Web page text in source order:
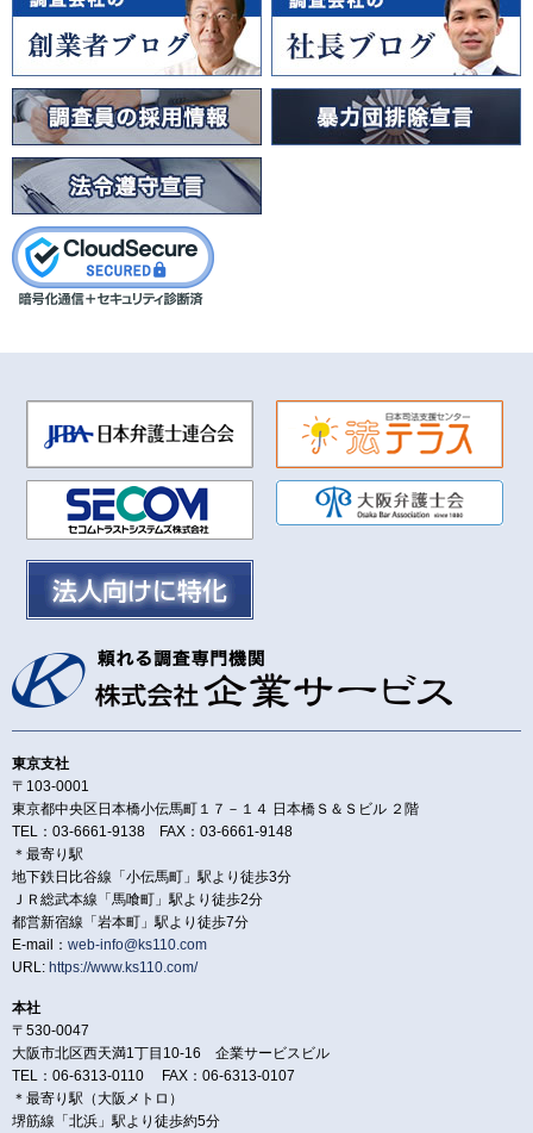
東京支社
〒103-0001
東京都中央区日本橋小伝馬町１７－１４ 日本橋Ｓ＆Ｓビル ２階
TEL：03-6661-9138 FAX：03-6661-9148
＊最寄り駅
地下鉄日比谷線「小伝馬町」駅より徒歩3分
ＪＲ総武本線「馬喰町」駅より徒歩2分
都営新宿線「岩本町」駅より徒歩7分
E-mail： web-info@ks110.com
URL: https://www.ks110.com/
本社
〒530-0047
大阪市北区西天満1丁目10-16 企業サービスビル
TEL：06-6313-0110 FAX：06-6313-0107
＊最寄り駅（大阪メトロ）
堺筋線「北浜」駅より徒歩約5分